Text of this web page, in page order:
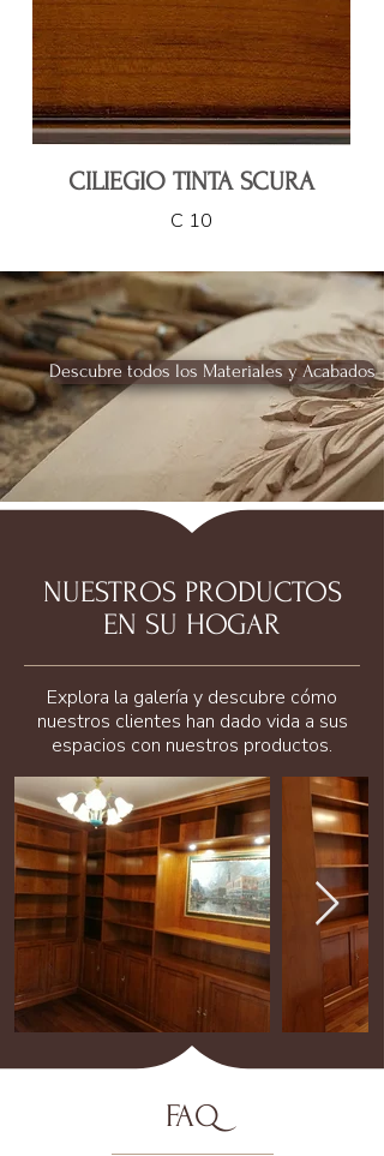
CILIEGIO TINTA SCURA
C 10
Descubre todos los Materiales y Acabados
NUESTROS PRODUCTOS
EN SU HOGAR
Explora la galería y descubre cómo
nuestros clientes han dado vida a sus
espacios con nuestros productos.
FAQ